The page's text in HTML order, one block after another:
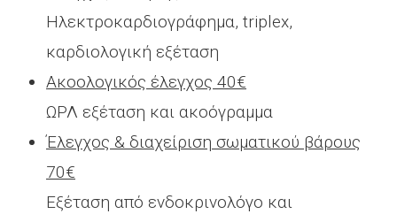
Ηλεκτροκαρδιογράφημα, triplex,
καρδιολογική εξέταση
Ακοολογικός έλεγχος 40€
ΩΡΛ εξέταση και ακοόγραμμα
Έλεγχος & διαχείριση σωματικού βάρους
70€
Εξέταση από ενδοκρινολόγο και